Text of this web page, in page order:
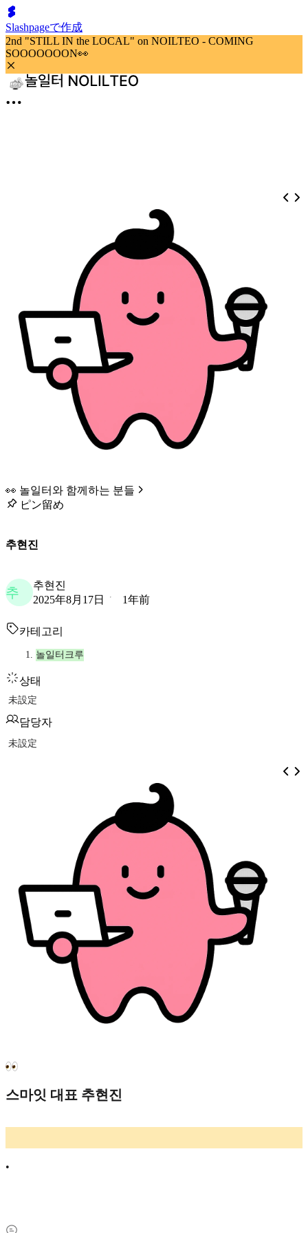
Slashpageで作成
2nd "STILL IN the LOCAL" on NOILTEO - COMING
SOOOOOOON👀
👀 놀일터와 함께하는 분들
ピン留め
추현진
추
추현진
2025年8月17日
1年前
카테고리
놀일터크루
상태
未設定
담당자
未設定
스마잇 대표 추현진
•